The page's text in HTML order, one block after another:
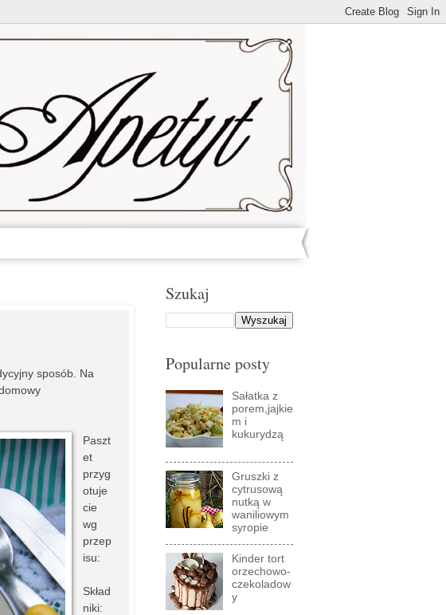
sposób. Na
Paszt
et
przyg
otuje
cie
wg
przep
isu:
Skład
niki:
Szukaj
Popularne posty
Sałatka z
porem,jajkie
m i
kukurydzą
Gruszki z
cytrusową
nutką w
waniliowym
syropie
Kinder tort
orzechowo-
czekoladow
y